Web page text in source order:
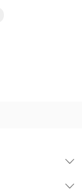
um
de alta
Balbo Polo